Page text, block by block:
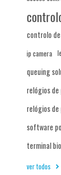
controlo
ip camera
queuing
relógios
relógios
software
terminal
ver todos